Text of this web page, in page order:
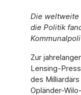
Die weltweite
die Politik
Zur
Lensing-
des
Opländer-